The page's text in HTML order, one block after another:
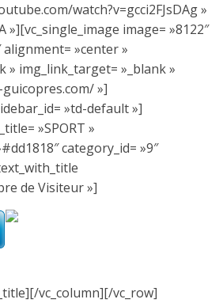
watch?v=gcci2FJsDAg »
»][vc_single_image image= »8122″
alignment= »center »
» img_link_target= »_blank »
»]
»td-default »]
»SPORT »
category_id= »9″
de Visiteur »]
vc_column][/vc_row]